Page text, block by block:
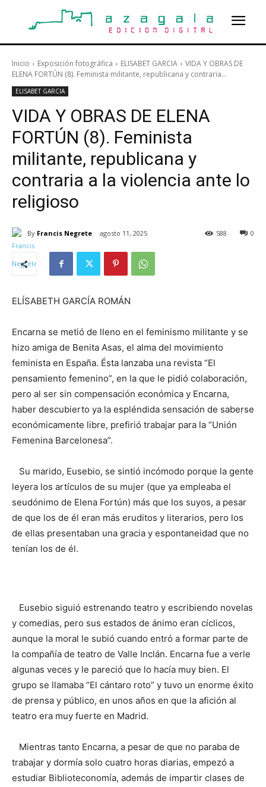
Inicio Exposición fotográfica ELISABET GARCIA
VIDA Y OBRAS DE
ELENA FORTÚN (8). Feminista militante, republicana y contraria...
ELISABET GARCIA
VIDA Y OBRAS DE ELENA
FORTÚN (8). Feminista
militante, republicana y
contraria a la violencia ante lo
religioso
By Francis Negrete agosto 11, 2025 0
588
ELÍSABETH GARCÍA ROMÁN
Encarna se metió de lleno en el feminismo militante y se
hizo amiga de Benita Asas, el alma del movimiento
feminista en España. Ésta lanzaba una revista “El
pensamiento femenino”, en la que le pidió colaboración,
pero al ser sin compensación económica y Encarna,
haber descubierto ya la espléndida sensación de saberse
económicamente libre, prefirió trabajar para la “Unión
Femenina Barcelonesa”.
Su marido, Eusebio, se sintió incómodo porque la gente
leyera los artículos de su mujer (que ya empleaba el
seudónimo de Elena Fortún) más que los suyos, a pesar
de que los de él eran más eruditos y literarios, pero los
de ellas presentaban una gracia y espontaneidad que no
tenían los de él.
Eusebio siguió estrenando teatro y escribiendo novelas
y comedias, pero sus estados de ánimo eran cíclicos,
aunque la moral le subió cuando entró a formar parte de
la compañía de teatro de Valle Inclán. Encarna fue a verle
algunas veces y le pareció que lo hacía muy bien. El
grupo se llamaba “El cántaro roto” y tuvo un enorme éxito
de prensa y público, en unos años en que la afición al
teatro era muy fuerte en Madrid.
Mientras tanto Encarna, a pesar de que no paraba de
trabajar y dormía solo cuatro horas diarias, empezó a
estudiar Biblioteconomía, además de impartir clases de